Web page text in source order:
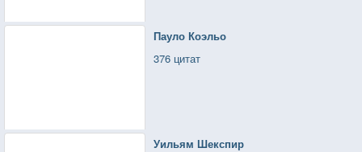
Пауло Коэльо
376 цитат
Уильям Шекспир